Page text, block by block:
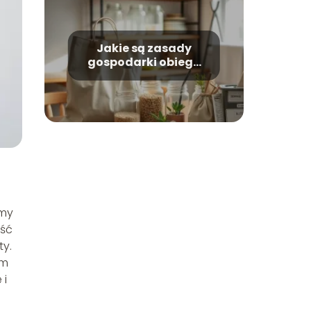
i
Jakie są zasady
gospodarki obiegu
zamkniętego w
codziennym życiu?